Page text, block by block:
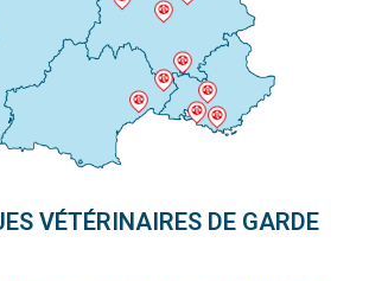
VÉTÉRINAIRES DE GARDE